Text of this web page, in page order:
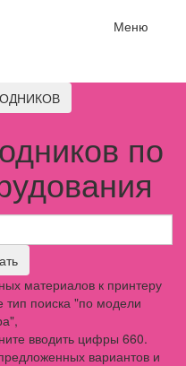
Меню
по
материалов к принтеру
тип поиска "по модели
вводить цифры 660.
вариантов и